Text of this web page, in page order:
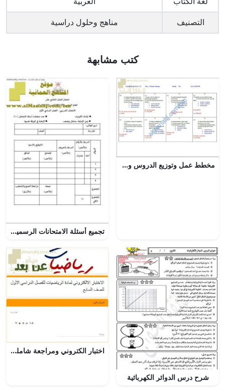
التصنيف مناهج وحلول دراسية
كتب مشابهة
مخطط عمل وتوزيع الدروس والحصص للوحدة الثانية (لغة انجليزية) العاشر
تجميع أسئلة الامتحانات الرسمية للسنوات السابقة (كيمياء) الحادي عشر
شرح درس الدوائر الكهربائية
اختبار الكتروني ومراجعة شاملة لجميع أفكار المنهج (رياضيات) السابع